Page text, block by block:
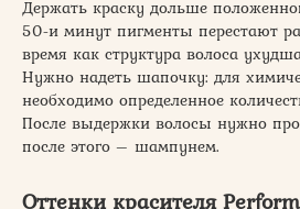
Держать краску дольше
50-и минут пигменты перестают
время как структура волоса
Нужно надеть шапочку: для
необходимо определенное
После выдержки волосы нужно
после этого – шампунем.
Оттенки красителя